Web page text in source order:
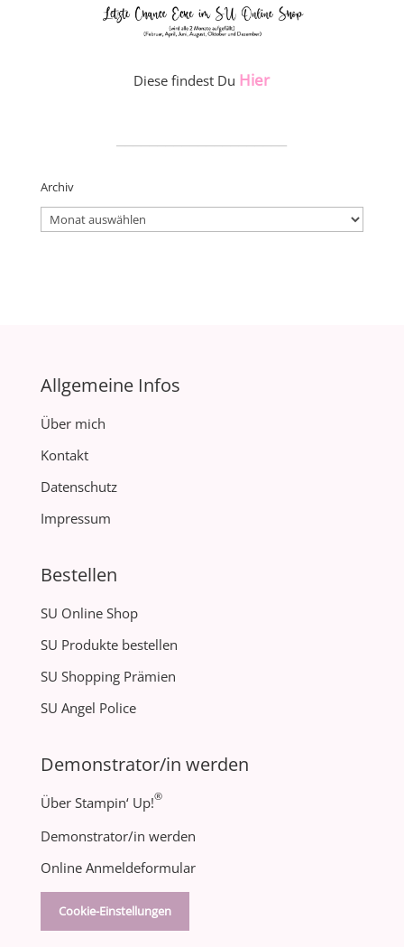
Diese findest Du Hier
Archiv
Archiv
Allgemeine Infos
Über mich
Kontakt
Datenschutz
Impressum
Bestellen
SU Online Shop
SU Produkte bestellen
SU Shopping Prämien
SU Angel Police
Demonstrator/in werden
Über Stampin‘ Up!®
Demonstrator/in werden
Online Anmeldeformular
Cookie-Einstellungen